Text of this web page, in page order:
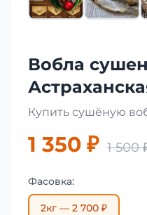
Вобла
Купить сушёную
1 350 ₽ 1 500
Фасовка:
2кг — 2 700 ₽